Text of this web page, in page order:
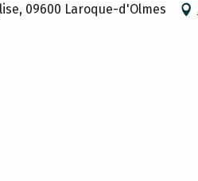
09600 Laroque-d'Olmes